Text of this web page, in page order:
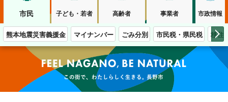
市民 子ども・若者 高齢者 事業者 市政情報
熊本地震災害義援金 マイナンバー ごみ分別 市民税・県民税 移住
この街で、わたしらしく生きる。長野市